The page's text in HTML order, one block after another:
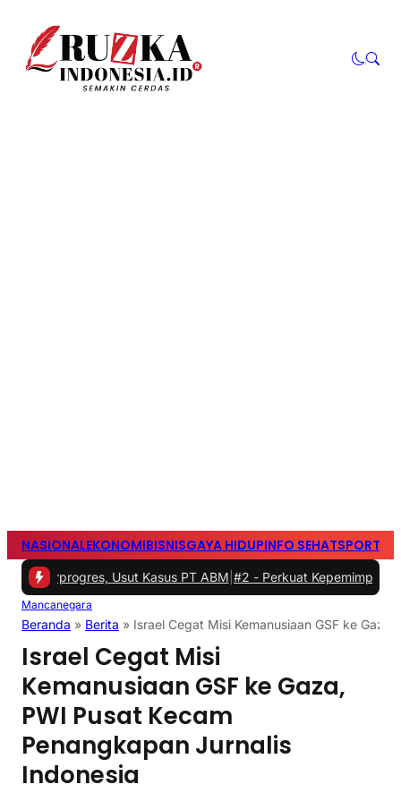
NASIONALEKONOMIBISNISGAYA HIDUPINFO SEHATSPORTS
Usut Kasus PT ABM|#2 - Perkuat Kepemimpinan
Mancanegara
Beranda » Berita » Israel Cegat Misi Kemanusiaan GSF ke
Israel Cegat Misi
Kemanusiaan GSF ke Gaza,
PWI Pusat Kecam
Penangkapan Jurnalis
Indonesia